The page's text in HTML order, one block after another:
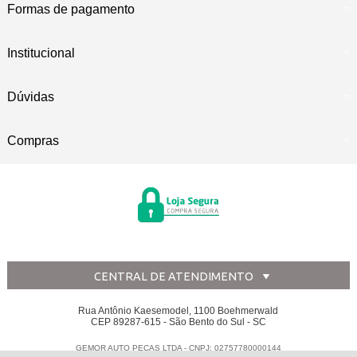
Formas de pagamento
Institucional
Dúvidas
Compras
CENTRAL DE ATENDIMENTO
Rua Antônio Kaesemodel, 1100 Boehmerwald
CEP 89287-615 - São Bento do Sul - SC
GEMOR AUTO PECAS LTDA - CNPJ: 02757780000144